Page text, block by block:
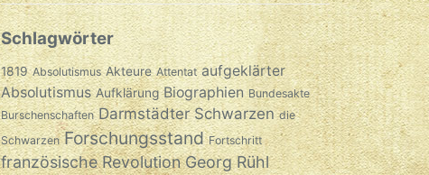
Schlagwörter
1819 Absolutismus Akteure Attentat aufgeklärter
Absolutismus Aufklärung Biographien Bundesakte
Burschenschaften Darmstädter Schwarzen die
Schwarzen Forschungsstand Fortschritt
französische Revolution Georg Rühl